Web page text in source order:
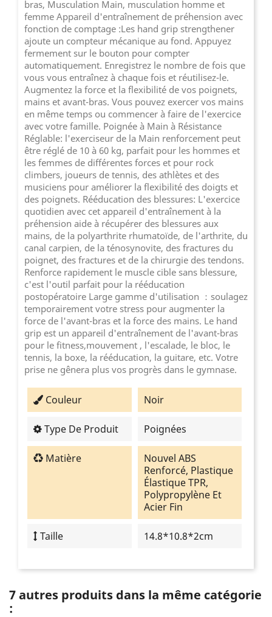
bras, Musculation Main, musculation homme et
femme Appareil d'entraînement de préhension avec
fonction de comptage :Les hand grip strengthener
ajoute un compteur mécanique au fond. Appuyez
fermement sur le bouton pour compter
automatiquement. Enregistrez le nombre de fois que
vous vous entraînez à chaque fois et réutilisez-le.
Augmentez la force et la flexibilité de vos poignets,
mains et avant-bras. Vous pouvez exercer vos mains
en même temps ou commencer à faire de l'exercice
avec votre famille. Poignée à Main à Résistance
Réglable: l'exerciseur de la Main renforcement peut
être réglé de 10 à 60 kg, parfait pour les hommes et
les femmes de différentes forces et pour rock
climbers, joueurs de tennis, des athlètes et des
musiciens pour améliorer la flexibilité des doigts et
des poignets. Rééducation des blessures: L'exercice
quotidien avec cet appareil d'entraînement à la
préhension aide à récupérer des blessures aux
mains, de la polyarthrite rhumatoïde, de l'arthrite, du
canal carpien, de la ténosynovite, des fractures du
poignet, des fractures et de la chirurgie des tendons.
Renforce rapidement le muscle cible sans blessure,
c'est l'outil parfait pour la rééducation
postopératoire Large gamme d'utilisation ：soulagez
temporairement votre stress pour augmenter la
force de l'avant-bras et la force des mains. Le hand
grip est un appareil d'entraînement de l'avant-bras
pour le fitness,mouvement , l'escalade, le bloc, le
tennis, la boxe, la rééducation, la guitare, etc. Votre
prise ne gênera plus vos progrès dans le gymnase.
Couleur Noir
Type De Produit Poignées
Matière
Nouvel ABS
Renforcé, Plastique
Élastique TPR,
Polypropylène Et
Acier Fin
Taille 14.8*10.8*2cm
7 autres produits dans la même catégorie
: